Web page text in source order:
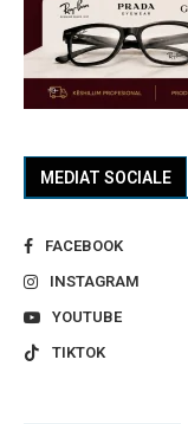
MEDIAT SOCIALE
FACEBOOK
INSTAGRAM
YOUTUBE
TIKTOK